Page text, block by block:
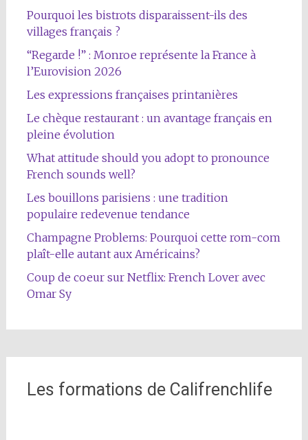
Pourquoi les bistrots disparaissent-ils des
villages français ?
“Regarde !” : Monroe représente la France à
l’Eurovision 2026
Les expressions françaises printanières
Le chèque restaurant : un avantage français en
pleine évolution
What attitude should you adopt to pronounce
French sounds well?
Les bouillons parisiens : une tradition
populaire redevenue tendance
Champagne Problems: Pourquoi cette rom-com
plaît-elle autant aux Américains?
Coup de coeur sur Netflix: French Lover avec
Omar Sy
Les formations de Califrenchlife